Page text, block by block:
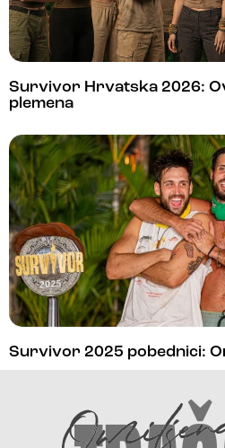
Survivor Hrvatska 2026:
plemena
Survivor 2025 pobednici: